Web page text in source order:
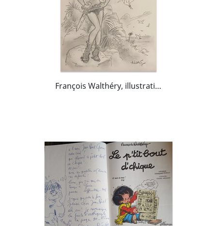
François Walthéry, illustration originale, Natacha , "l'Ile d'Outre Monde".